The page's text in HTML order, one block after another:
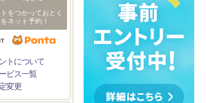
をつかっておとく
ネット予約！
トについて
ビス一覧
変更